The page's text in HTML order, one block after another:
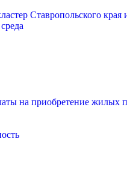
Ставропольского края
на приобретение жилых